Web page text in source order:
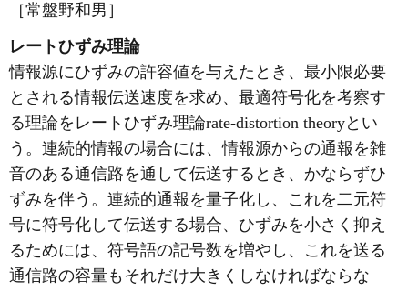
［常盤野和男］
レートひずみ理論
情報源にひずみの許容値を与えたとき、最小限必要
とされる情報伝送速度を求め、最適符号化を考察す
る理論をレートひずみ理論rate-distortion theoryとい
う。連続的情報の場合には、情報源からの通報を雑
音のある通信路を通して伝送するとき、かならずひ
ずみを伴う。連続的通報を量子化し、これを二元符
号に符号化して伝送する場合、ひずみを小さく抑え
るためには、符号語の記号数を増やし、これを送る
通信路の容量もそれだけ大きくしなければならな